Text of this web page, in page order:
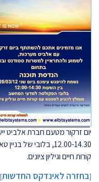
12.00-14.30, בלובי
קורות חיים וגיליון ציונים.
[בחזרה לאינדקס החדשות]